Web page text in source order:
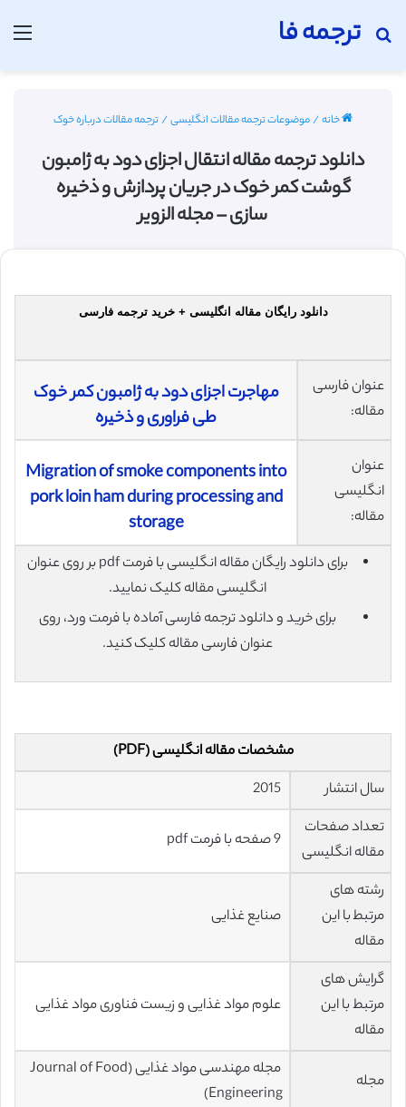
ترجمه فا
جستجو برای
خانه/موضوعات ترجمه مقالات انگلیسی/ترجمه مقالات درباره خوک
دانلود ترجمه مقاله انتقال اجزای دود به ژامبون
گوشت کمر خوک در جریان پردازش و ذخیره
سازی – مجله الزویر
دانلود رایگان مقاله انگلیسی + خرید ترجمه فارسی
عنوان فارسی
مقاله:
مهاجرت اجزای دود به ژامبون کمر خوک
طی فراوری و ذخیره
عنوان
انگلیسی
مقاله:
Migration of smoke components into
pork loin ham during processing and
storage
برای دانلود رایگان مقاله انگلیسی با فرمت pdf بر روی عنوان
انگلیسی مقاله کلیک نمایید.
برای خرید و دانلود ترجمه فارسی آماده با فرمت ورد، روی
عنوان فارسی مقاله کلیک کنید.
مشخصات مقاله انگلیسی (PDF)
سال انتشار
تعداد صفحات
مقاله انگلیسی
رشته های
مرتبط با این
مقاله
صنایع غذایی
گرایش های
مرتبط با این
مقاله
علوم مواد غذایی و زیست فناوری مواد غذایی
مجله
مجله مهندسی مواد غذایی (Journal of Food
Engineering)